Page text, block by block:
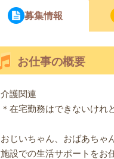
募集情報
お仕事の概要
介護関連
＊在宅勤務はできないけれ
おじいちゃん、おばあちゃ
施設での生活サポートをお